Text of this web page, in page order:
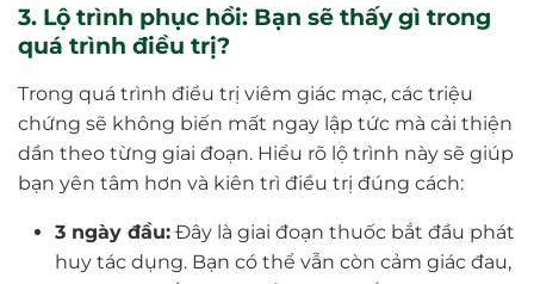
3. Lộ trình phục hồi: Bạn sẽ thấy gì trong
quá trình điều trị?
Trong quá trình điều trị viêm giác mạc, các triệu
chứng sẽ không biến mất ngay lập tức mà cải thiện
dần theo từng giai đoạn. Hiểu rõ lộ trình này sẽ giúp
bạn yên tâm hơn và kiên trì điều trị đúng cách:
3 ngày đầu:Đây là giai đoạn thuốc bắt đầu phát
huy tác dụng. Bạn có thể vẫn còn cảm giác đau,